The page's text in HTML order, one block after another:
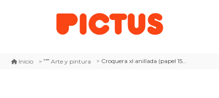
Inicio Arte y pintura Croquera xl anillada (papel 150 gr.) a5 (14.8x21cm) tapa blanda x 20 hojas